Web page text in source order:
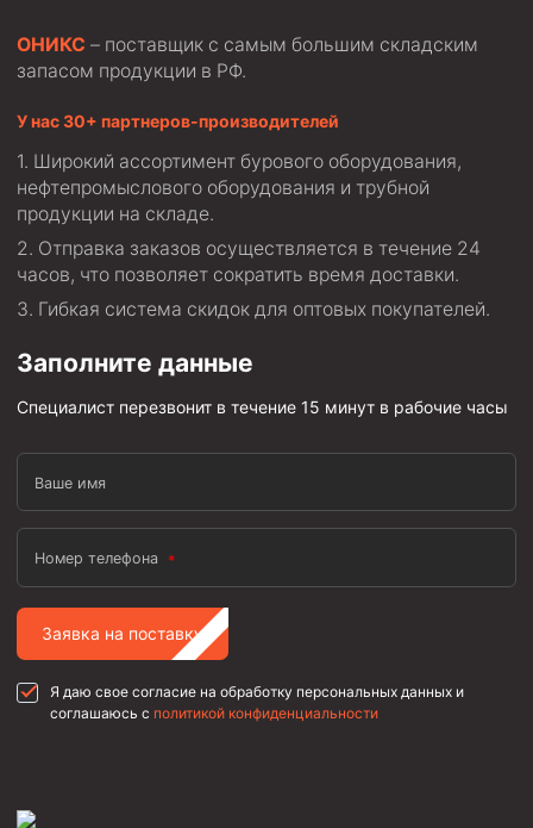
ОНИКС – поставщик с самым большим складским
запасом продукции в РФ.
У нас 30+ партнеров-производителей
Широкий ассортимент бурового оборудования,
нефтепромыслового оборудования и трубной
продукции на складе.
Отправка заказов осуществляется в течение 24
часов, что позволяет сократить время доставки.
Гибкая система скидок для оптовых покупателей.
Заполните данные
Специалист перезвонит в течение 15 минут в рабочие часы
Ваше имя
Номер телефона
Заявка на поставку
Я даю свое согласие на обработку персональных данных и
соглашаюсь с политикой конфиденциальности